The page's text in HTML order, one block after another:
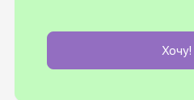
Хочу!